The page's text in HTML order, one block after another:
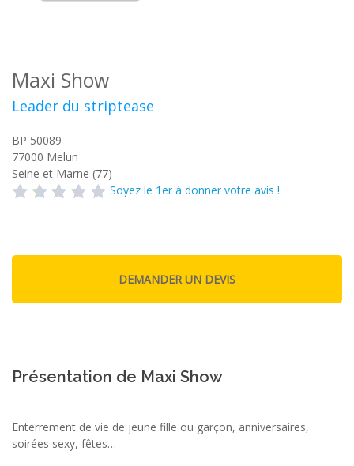
Maxi Show
Leader du striptease
BP 50089
77000 Melun
Seine et Marne (77)
Soyez le 1er à donner votre avis !
Présentation de Maxi Show
Enterrement de vie de jeune fille ou garçon, anniversaires,
soirées sexy, fêtes…